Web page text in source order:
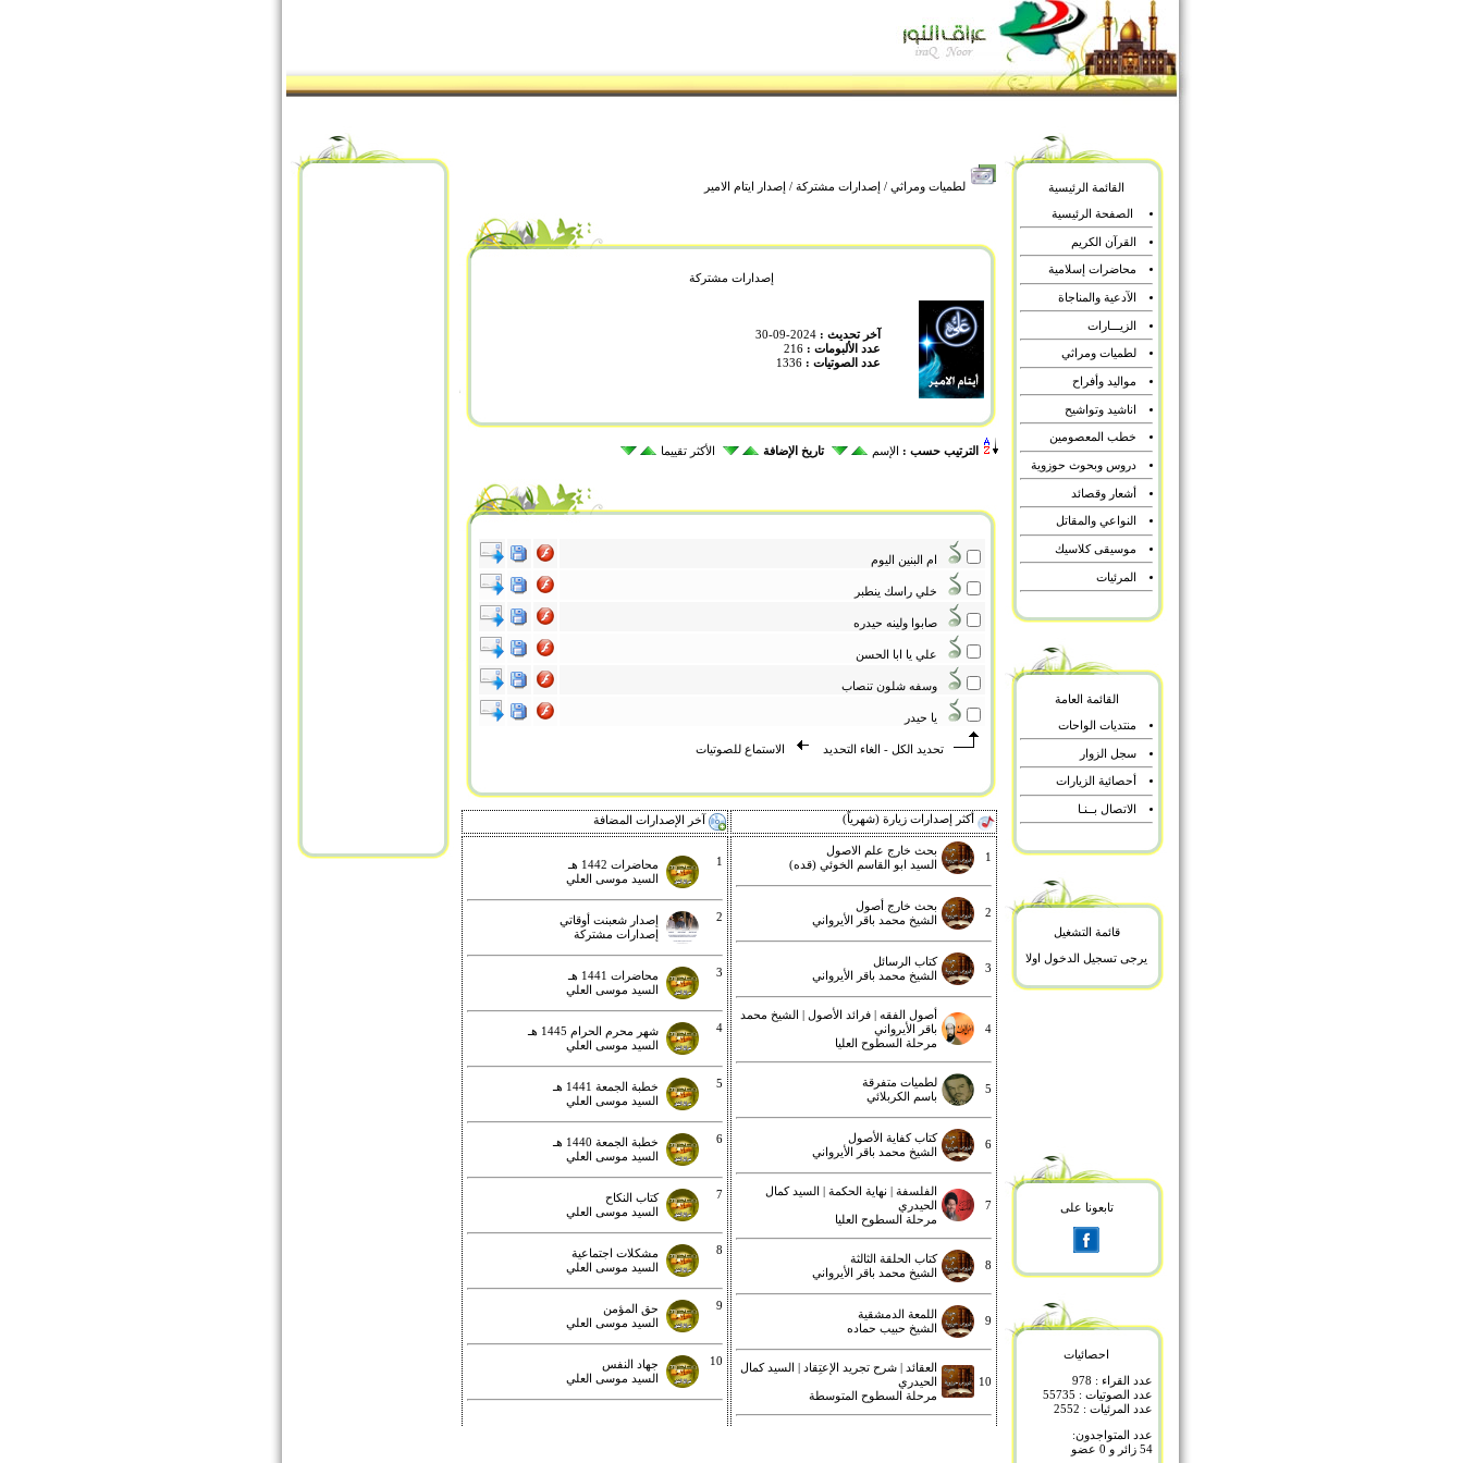
لطميات ومراثي / إصدارات مشتركة / إصدار ايتام الامير
إصدارات مشتركة
آخر تحديث : 2024-09-30
عدد الألبومات : 216
عدد الصوتيات : 1336
الترتيب حسب : الإسم تاريخ الإضافة الأكثر تقييما
ام البنين اليوم
خلي راسك ينطبر
صابوا ولينه حيدره
علي يا ابا الحسن
وسفه شلون تنصاب
يا حيدر
تحديد الكل - الغاء التحديد الاستماع للصوتيات
أكثر إصدارات زيارة (شهرياً) آخر الإصدارات المضافة
1
بحث خارج علم الاصول
السيد ابو القاسم الخوئي (قده)
2
بحث خارج أصول
الشيخ محمد باقر الأيرواني
3
كتاب الرسائل
الشيخ محمد باقر الأيرواني
4
أصول الفقه | فرائد الأصول | الشيخ محمد
باقر الأيرواني
مرحلة السطوح العليا
5
لطميات متفرقة
باسم الكربلائي
6
كتاب كفاية الأصول
الشيخ محمد باقر الأيرواني
7
الفلسفة | نهاية الحكمة | السيد كمال
الحيدري
مرحلة السطوح العليا
8
كتاب الحلقة الثالثة
الشيخ محمد باقر الأيرواني
9
اللمعة الدمشقية
الشيخ حبيب حماده
10
العقائد | شرح تجريد الإعتِقاد | السيد كمال
الحيدري
مرحلة السطوح المتوسطة
1
محاضرات 1442 هـ
السيد موسى العلي
2
إصدار شعبنت أوقاتي
إصدارات مشتركة
3
محاضرات 1441 هـ
السيد موسى العلي
4
شهر محرم الحرام 1445 هـ
السيد موسى العلي
5
خطبة الجمعة 1441 هـ
السيد موسى العلي
6
خطبة الجمعة 1440 هـ
السيد موسى العلي
7
كتاب النكاح
السيد موسى العلي
8
مشكلات اجتماعية
السيد موسى العلي
9
حق المؤمن
السيد موسى العلي
10
جهاد النفس
السيد موسى العلي
القائمة الرئيسية
الصفحة الرئيسية
القرآن الكريم
محاضرات إسلامية
الآدعية والمناجاة
الزيـــارات
لطميات ومراثي
مواليد وأفراح
اناشيد وتواشيح
خطب المعصومين
دروس وبحوث حوزوية
أشعار وقصائد
النواعي والمقاتل
موسيقى كلاسيك
المرئيات
القائمة العامة
منتديات الواحات
سجل الزوار
أحصائية الزيارات
الاتصال بــنـا
قائمة التشغيل
يرجى تسجيل الدخول اولا
تابعونا على
احصائيات
عدد القراء : 978
عدد الصوتيات : 55735
عدد المرئيات : 2552
عدد المتواجدون:
54 زائر و 0 عضو